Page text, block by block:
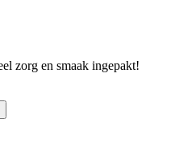
zorg en smaak ingepakt!